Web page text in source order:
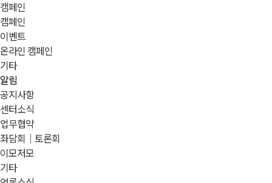
캠페인
캠페인
이벤트
온라인 캠페인
기타
알림
공지사항
센터소식
업무협약
좌담회｜토론회
이모저모
기타